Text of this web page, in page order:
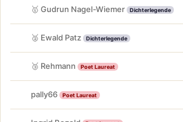
🥇 Gudrun Nagel-Wiemer Dichterlegende
🥈 Ewald Patz Dichterlegende
🥉 Rehmann Poet Laureat
pally66 Poet Laureat